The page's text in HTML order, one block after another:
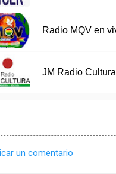
Radio MQV en
JM Radio
un comentario